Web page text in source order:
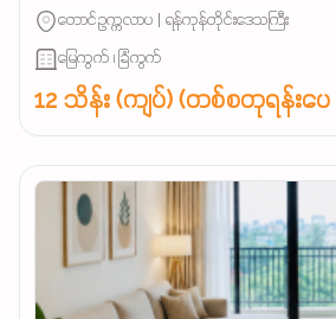
တောင်ဥက္ကလာပ | ရန်ကုန်တိုင်းဒေသကြီး
မြေကွက် ၊ ခြံကွက်
12 သိန်း (ကျပ်) (တစ်စတုရန်းပေ